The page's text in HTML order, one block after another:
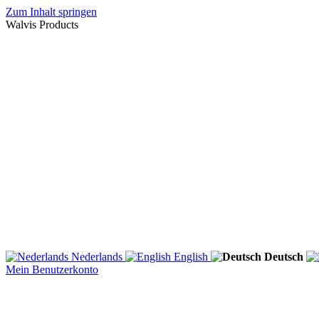
Zum Inhalt springen
Walvis Products
Nederlands English Deutsch
Mein Benutzerkonto